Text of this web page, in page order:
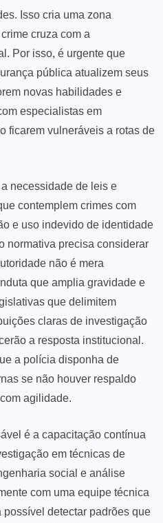
Isso cria uma zona
cruza com a
Por isso, é urgente que
pública atualizem seus
novas habilidades e
especialistas em
ficarem vulneráveis a rotas de
necessidade de leis e
contemplem crimes com
e uso indevido de identidade
normativa precisa considerar
não é mera
que amplia gravidade e
que delimitem
claras de investigação
a resposta institucional.
a polícia disponha de
se não houver respaldo
agilidade.
é a capacitação contínua
em técnicas de
social e análise
com uma equipe técnica
detectar padrões que